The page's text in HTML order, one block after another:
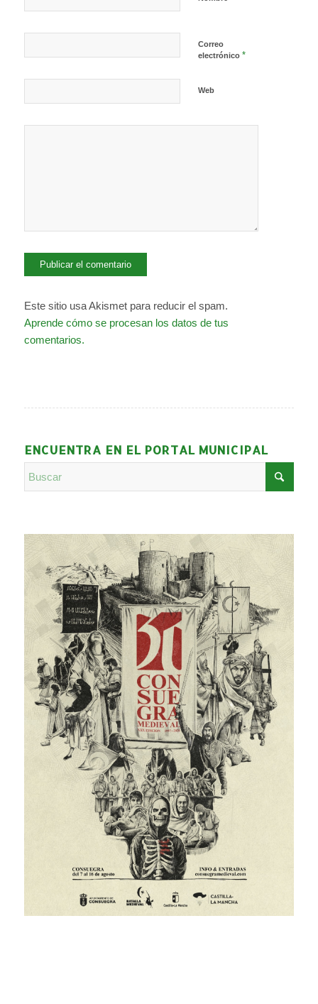
Correo
electrónico *
Web
Este sitio usa Akismet para reducir el spam.
Aprende cómo se procesan los datos de tus
comentarios.
ENCUENTRA EN EL PORTAL MUNICIPAL